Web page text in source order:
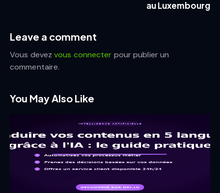
au Luxembourg
Leave a comment
Vous devezvous connecter pour publier un
commentaire.
You May Also Like